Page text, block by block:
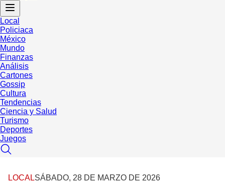
Local
Policiaca
México
Mundo
Finanzas
Análisis
Cartones
Gossip
Cultura
Tendencias
Ciencia y Salud
Turismo
Deportes
Juegos
LOCALSÁBADO, 28 DE MARZO DE 2026